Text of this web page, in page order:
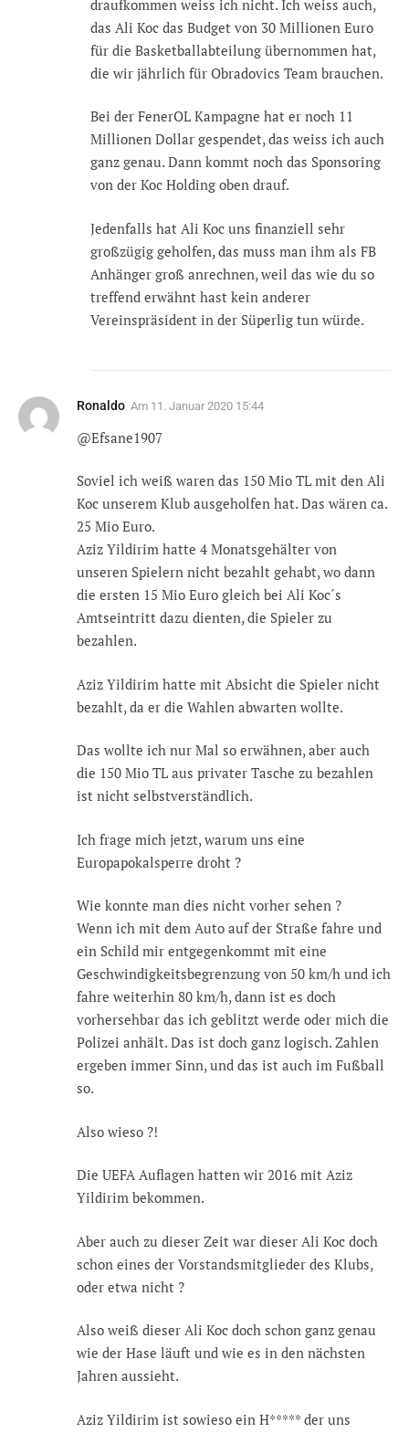
draufkommen weiss ich nicht. Ich weiss auch,
das Ali Koc das Budget von 30 Millionen Euro
für die Basketballabteilung übernommen hat,
die wir jährlich für Obradovics Team brauchen.
Bei der FenerOL Kampagne hat er noch 11
Millionen Dollar gespendet, das weiss ich auch
ganz genau. Dann kommt noch das Sponsoring
von der Koc Holding oben drauf.
Jedenfalls hat Ali Koc uns finanziell sehr
großzügig geholfen, das muss man ihm als FB
Anhänger groß anrechnen, weil das wie du so
treffend erwähnt hast kein anderer
Vereinspräsident in der Süperlig tun würde.
Ronaldo Am 11. Januar 2020 15:44
@Efsane1907
Soviel ich weiß waren das 150 Mio TL mit den Ali
Koc unserem Klub ausgeholfen hat. Das wären ca.
25 Mio Euro.
Aziz Yildirim hatte 4 Monatsgehälter von
unseren Spielern nicht bezahlt gehabt, wo dann
die ersten 15 Mio Euro gleich bei Ali Koc´s
Amtseintritt dazu dienten, die Spieler zu
bezahlen.
Aziz Yildirim hatte mit Absicht die Spieler nicht
bezahlt, da er die Wahlen abwarten wollte.
Das wollte ich nur Mal so erwähnen, aber auch
die 150 Mio TL aus privater Tasche zu bezahlen
ist nicht selbstverständlich.
Ich frage mich jetzt, warum uns eine
Europapokalsperre droht ?
Wie konnte man dies nicht vorher sehen ?
Wenn ich mit dem Auto auf der Straße fahre und
ein Schild mir entgegenkommt mit eine
Geschwindigkeitsbegrenzung von 50 km/h und ich
fahre weiterhin 80 km/h, dann ist es doch
vorhersehbar das ich geblitzt werde oder mich die
Polizei anhält. Das ist doch ganz logisch. Zahlen
ergeben immer Sinn, und das ist auch im Fußball
so.
Also wieso ?!
Die UEFA Auflagen hatten wir 2016 mit Aziz
Yildirim bekommen.
Aber auch zu dieser Zeit war dieser Ali Koc doch
schon eines der Vorstandsmitglieder des Klubs,
oder etwa nicht ?
Also weiß dieser Ali Koc doch schon ganz genau
wie der Hase läuft und wie es in den nächsten
Jahren aussieht.
Aziz Yildirim ist sowieso ein H***** der uns